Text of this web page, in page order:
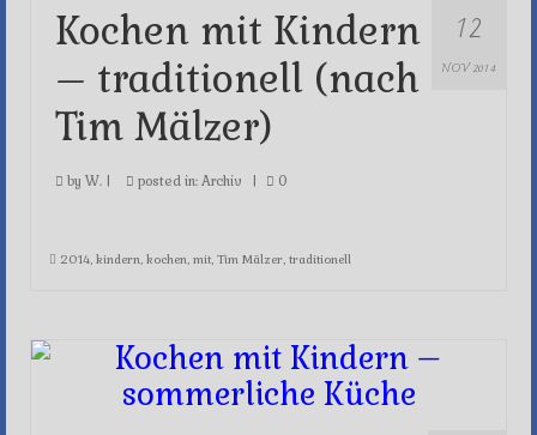
12
NOV 2014
Kochen mit Kindern
– traditionell (nach
Tim Mälzer)
by W. | posted in: Archiv | 0
2014 kindern kochen mit Tim Mälzer traditionell